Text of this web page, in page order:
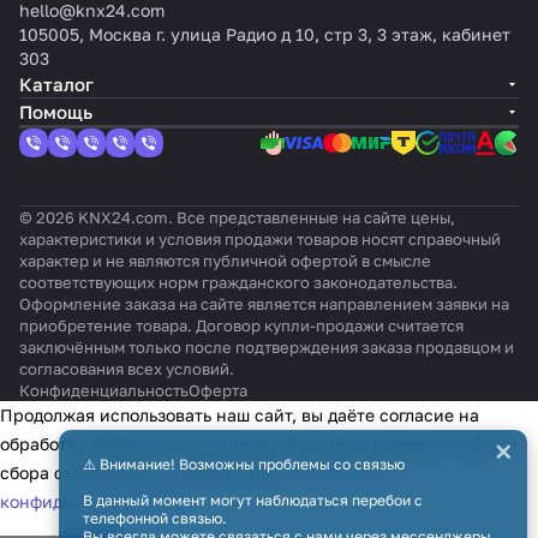
hello@knx24.com
105005, Москва г. улица Радио д 10, стр 3, 3 этаж, кабинет
303
Каталог
Помощь
© 2026 KNX24.com. Все представленные на сайте цены,
характеристики и условия продажи товаров носят справочный
характер и не являются публичной офертой в смысле
соответствующих норм гражданского законодательства.
Оформление заказа на сайте является направлением заявки на
приобретение товара. Договор купли-продажи считается
заключённым только после подтверждения заказа продавцом и
согласования всех условий.
КонфиденциальностьОферта
⚠️ Внимание! Возможны проблемы со связью
В данный момент могут наблюдаться перебои с
телефонной связью.
×
Продолжая использовать наш сайт, вы даёте согласие на
обработку файлов cookie в целях функционирования сайта и
сбора статистики в соответствии сполитикой
конфиденциальности